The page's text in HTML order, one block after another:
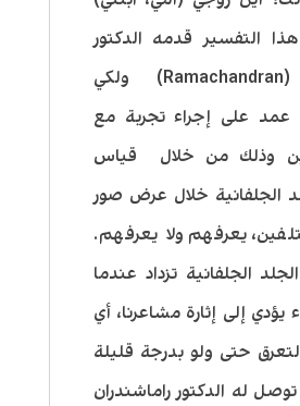
التفسير قدمه الدكتور
راماشندران (Ramachandran) ولكي
عمد على إجراء تجربة مع
وذلك من خلال قياس
الجلفانية خلال عرض صور
يعرفهم ولا يعرفهم.
الجلفانية تزداد عندما
إلى إثارة مشاعرنا، أي
حتى ولو بدرجة قليلة
له الدكتور راماشندران